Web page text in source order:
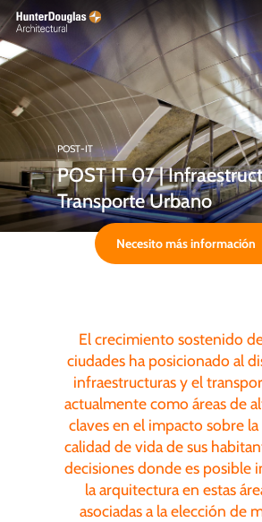
Skip
to
main
content
POST-IT
POST IT 07 |
Transporte Urbano
Necesito más información
El crecimiento sostenido
ciudades ha posicionado al
infraestructuras y el
actualmente como áreas de
claves en el impacto sobre
calidad de vida de sus
decisiones donde es posible
la arquitectura en estas
asociadas a la elección de